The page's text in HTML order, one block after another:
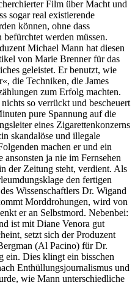
Film über Macht und
sogar real existierende
können, ohne dass
werden müssen.
Michael Mann hat diesen
von Marie Brenner für das
geleistet. Er benutzt, wie
die Techniken, die James
zum Erfolg machten.
so verrückt und bescheuert
pure Spannung auf die
eines Zigarettenkonzerns
skandalöse und illegale
machen er und ein
ja nie im Fernsehen
der Zeitung steht, verdient. Als
den fertigen
Wissenschaftlers Dr. Wigand
Morddrohungen, wird von
er an Selbstmord. Nebenbei:
ist mit Diane Venora gut
setzt sich der Produzent
(Al Pacino) für Dr.
ein. Dies klingt ein bisschen
Enthüllungsjournalismus und
wie Mann unterschiedliche